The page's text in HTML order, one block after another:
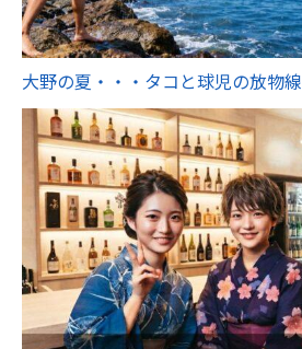
大野の夏・・・タコと球児の放物線